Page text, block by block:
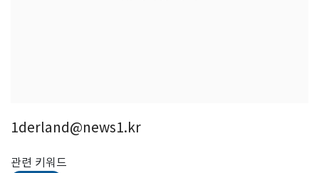
1derland@news1.kr
관련 키워드